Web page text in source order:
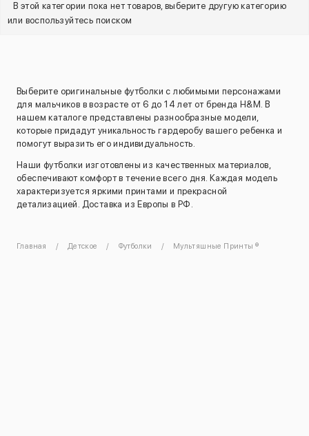
В этой категории пока нет товаров, выберите другую категорию
или воспользуйтесь поиском
Выберите оригинальные футболки с любимыми персонажами
для мальчиков в возрасте от 6 до 14 лет от бренда H&M. В
нашем каталоге представлены разнообразные модели,
которые придадут уникальность гардеробу вашего ребенка и
помогут выразить его индивидуальность.
Наши футболки изготовлены из качественных материалов,
обеспечивают комфорт в течение всего дня. Каждая модель
характеризуется яркими принтами и прекрасной
детализацией. Доставка из Европы в РФ.
Главная Детское Футболки Мультяшные Принты ®